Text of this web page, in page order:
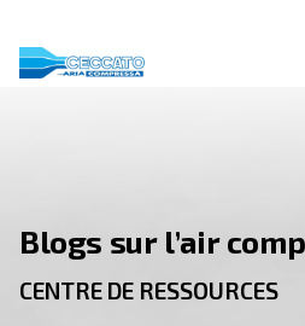
Blogs sur l’air